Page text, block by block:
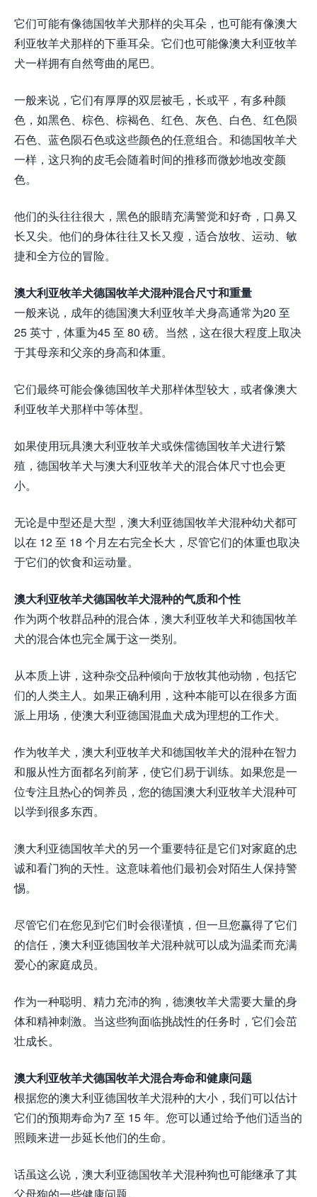
它们可能有像德国牧羊犬那样的尖耳朵，也可能有像澳大
利亚牧羊犬那样的下垂耳朵。它们也可能像澳大利亚牧羊
犬一样拥有自然弯曲的尾巴。
一般来说，它们有厚厚的双层被毛，长或平，有多种颜
色，如黑色、棕色、棕褐色、红色、灰色、白色、红色陨
石色、蓝色陨石色或这些颜色的任意组合。和德国牧羊犬
一样，这只狗的皮毛会随着时间的推移而微妙地改变颜
色。
他们的头往往很大，黑色的眼睛充满警觉和好奇，口鼻又
长又尖。他们的身体往往又长又瘦，适合放牧、运动、敏
捷和全方位的冒险。
澳大利亚牧羊犬德国牧羊犬混种混合尺寸和重量
一般来说，成年的德国澳大利亚牧羊犬身高通常为20 至
25 英寸，体重为45 至 80 磅。当然，这在很大程度上取决
于其母亲和父亲的身高和体重。
它们最终可能会像德国牧羊犬那样体型较大，或者像澳大
利亚牧羊犬那样中等体型。
如果使用玩具澳大利亚牧羊犬或侏儒德国牧羊犬进行繁
殖，德国牧羊犬与澳大利亚牧羊犬的混合体尺寸也会更
小。
无论是中型还是大型，澳大利亚德国牧羊犬混种幼犬都可
以在 12 至 18 个月左右完全长大，尽管它们的体重也取决
于它们的饮食和运动量。
澳大利亚牧羊犬德国牧羊犬混种的气质和个性
作为两个牧群品种的混合体，澳大利亚牧羊犬和德国牧羊
犬的混合体也完全属于这一类别。
从本质上讲，这种杂交品种倾向于放牧其他动物，包括它
们的人类主人。如果正确利用，这种本能可以在很多方面
派上用场，使澳大利亚德国混血犬成为理想的工作犬。
作为牧羊犬，澳大利亚牧羊犬和德国牧羊犬的混种在智力
和服从性方面都名列前茅，使它们易于训练。如果您是一
位专注且热心的饲养员，您的德国澳大利亚牧羊犬混种可
以学到很多东西。
澳大利亚德国牧羊犬的另一个重要特征是它们对家庭的忠
诚和看门狗的天性。这意味着他们最初会对陌生人保持警
惕。
尽管它们在您见到它们时会很谨慎，但一旦您赢得了它们
的信任，澳大利亚德国牧羊犬混种就可以成为温柔而充满
爱心的家庭成员。
作为一种聪明、精力充沛的狗，德澳牧羊犬需要大量的身
体和精神刺激。当这些狗面临挑战性的任务时，它们会茁
壮成长。
澳大利亚牧羊犬德国牧羊犬混合寿命和健康问题
根据您的澳大利亚德国牧羊犬混种的大小，我们可以估计
它们的预期寿命为7 至 15 年。您可以通过给予他们适当的
照顾来进一步延长他们的生命。
话虽这么说，澳大利亚德国牧羊犬混种狗也可能继承了其